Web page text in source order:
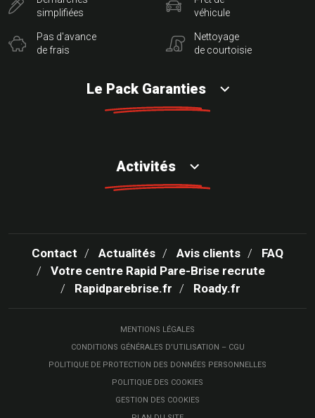
simplifiées
Pas d'avance
de frais
véhicule
Nettoyage
de courtoisie
Le Pack Garanties
Activités
Contact Actualités Avis clients
FAQ
Votre centre Rapid Pare-Brise recrute
Rapidparebrise.fr
Roady.fr
MENTIONS LÉGALES
CONDITIONS GÉNÉRALES D’UTILISATION – CGU
POLITIQUE DE PROTECTION DES DONNÉES PERSONNELLES
POLITIQUE DES COOKIES
GESTION DES COOKIES